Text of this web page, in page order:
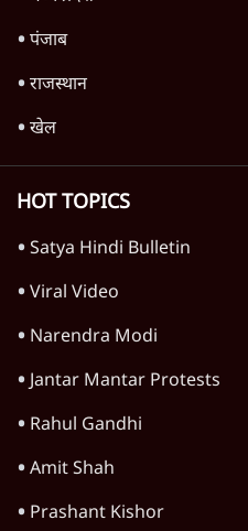
पंजाब
राजस्थान
खेल
HOT TOPICS
Satya Hindi Bulletin
Viral Video
Narendra Modi
Jantar Mantar Protests
Rahul Gandhi
Amit Shah
Prashant Kishor